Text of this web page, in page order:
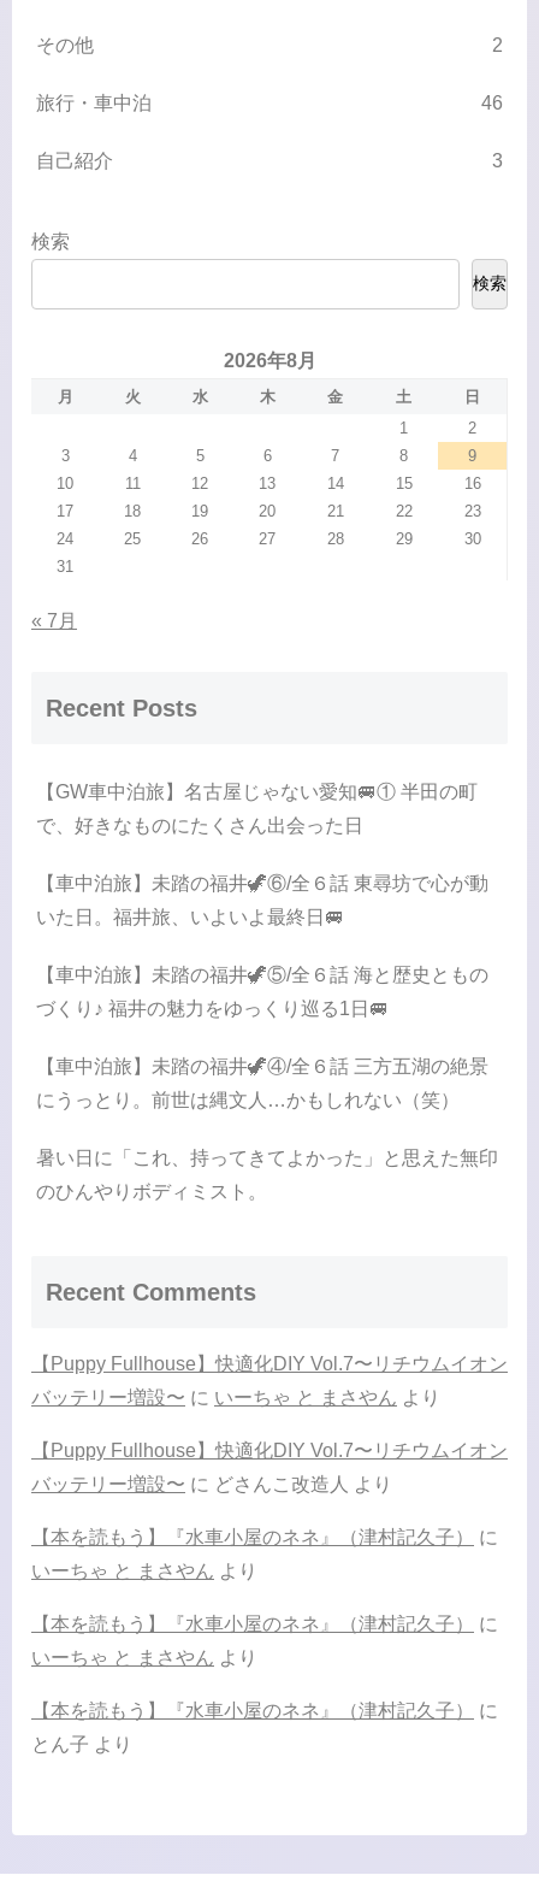
その他 2
旅行・車中泊 46
自己紹介 3
検索
検索
2026年8月
月 火 水 木 金 土
日
1
2
3
4 5 6 7 8
9
10
11 12 13 14 15
16
17
18 19 20 21 22
23
24
25 26 27 28 29
30
31
« 7月
Recent Posts
【GW車中泊旅】名古屋じゃない愛知🚐① 半田の町
で、好きなものにたくさん出会った日
【車中泊旅】未踏の福井🦖⑥/全６話 東尋坊で心が動
いた日。福井旅、いよいよ最終日🚐
【車中泊旅】未踏の福井🦖⑤/全６話 海と歴史ともの
づくり♪ 福井の魅力をゆっくり巡る1日🚐
【車中泊旅】未踏の福井🦖④/全６話 三方五湖の絶景
にうっとり。前世は縄文人…かもしれない（笑）
暑い日に「これ、持ってきてよかった」と思えた無印
のひんやりボディミスト。
Recent Comments
【Puppy Fullhouse】快適化DIY Vol.7〜リチウムイオン
バッテリー増設〜 に いーちゃ と まさやん より
【Puppy Fullhouse】快適化DIY Vol.7〜リチウムイオン
バッテリー増設〜 に どさんこ改造人 より
【本を読もう】『水車小屋のネネ』（津村記久子）
に
いーちゃ と まさやん より
【本を読もう】『水車小屋のネネ』（津村記久子）
に
いーちゃ と まさやん より
【本を読もう】『水車小屋のネネ』（津村記久子）
に
とん子 より